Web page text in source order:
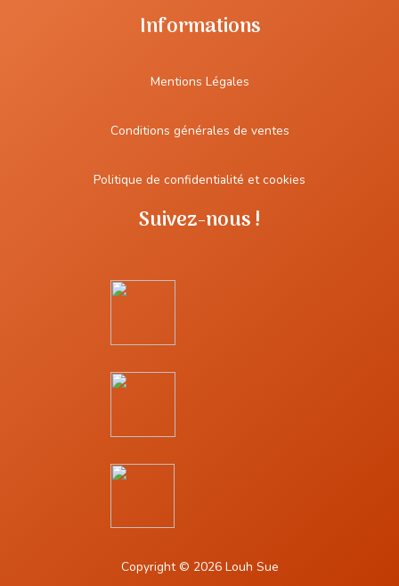
Informations
Mentions Légales
Conditions générales de ventes
Politique de confidentialité et cookies
Suivez-nous !
Copyright © 2026 Louh Sue